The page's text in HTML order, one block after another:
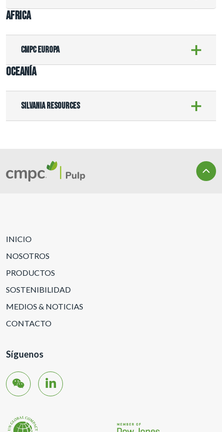
AFRICA
CMPC Europa
OCEANÍA
Silvania Resources
INICIO
NOSOTROS
PRODUCTOS
SOSTENIBILIDAD
MEDIOS & NOTICIAS
CONTACTO
Síguenos